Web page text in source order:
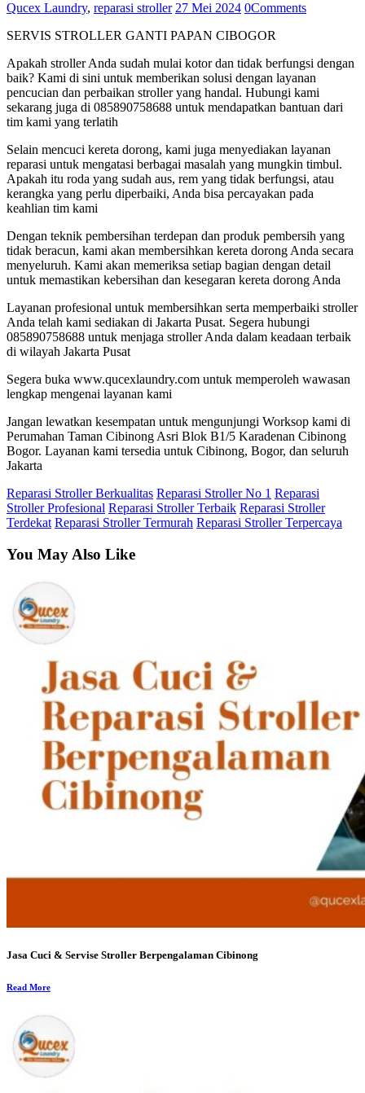
Qucex Laundry, reparasi stroller 27 Mei 2024 0Comments
SERVIS STROLLER GANTI PAPAN CIBOGOR
Apakah stroller Anda sudah mulai kotor dan tidak berfungsi dengan
baik? Kami di sini untuk memberikan solusi dengan layanan
pencucian dan perbaikan stroller yang handal. Hubungi kami
sekarang juga di 085890758688 untuk mendapatkan bantuan dari
tim kami yang terlatih
Selain mencuci kereta dorong, kami juga menyediakan layanan
reparasi untuk mengatasi berbagai masalah yang mungkin timbul.
Apakah itu roda yang sudah aus, rem yang tidak berfungsi, atau
kerangka yang perlu diperbaiki, Anda bisa percayakan pada
keahlian tim kami
Dengan teknik pembersihan terdepan dan produk pembersih yang
tidak beracun, kami akan membersihkan kereta dorong Anda secara
menyeluruh. Kami akan memeriksa setiap bagian dengan detail
untuk memastikan kebersihan dan kesegaran kereta dorong Anda
Layanan profesional untuk membersihkan serta memperbaiki stroller
Anda telah kami sediakan di Jakarta Pusat. Segera hubungi
085890758688 untuk menjaga stroller Anda dalam keadaan terbaik
di wilayah Jakarta Pusat
Segera buka www.qucexlaundry.com untuk memperoleh wawasan
lengkap mengenai layanan kami
Jangan lewatkan kesempatan untuk mengunjungi Worksop kami di
Perumahan Taman Cibinong Asri Blok B1/5 Karadenan Cibinong
Bogor. Layanan kami tersedia untuk Cibinong, Bogor, dan seluruh
Jakarta
Reparasi Stroller Berkualitas Reparasi Stroller No 1 Reparasi
Stroller Profesional Reparasi Stroller Terbaik Reparasi Stroller
Terdekat Reparasi Stroller Termurah Reparasi Stroller Terpercaya
You May Also Like
Jasa Cuci & Servise Stroller Berpengalaman Cibinong
Read More